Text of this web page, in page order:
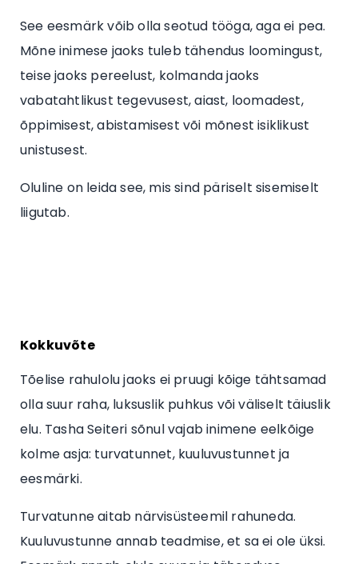
See eesmärk võib olla seotud tööga, aga ei pea.
Mõne inimese jaoks tuleb tähendus loomingust,
teise jaoks pereelust, kolmanda jaoks
vabatahtlikust tegevusest, aiast, loomadest,
õppimisest, abistamisest või mõnest isiklikust
unistusest.
Oluline on leida see, mis sind päriselt sisemiselt
liigutab.
Kokkuvõte
Tõelise rahulolu jaoks ei pruugi kõige tähtsamad
olla suur raha, luksuslik puhkus või väliselt täiuslik
elu. Tasha Seiteri sõnul vajab inimene eelkõige
kolme asja: turvatunnet, kuuluvustunnet ja
eesmärki.
Turvatunne aitab närvisüsteemil rahuneda.
Kuuluvustunne annab teadmise, et sa ei ole üksi.